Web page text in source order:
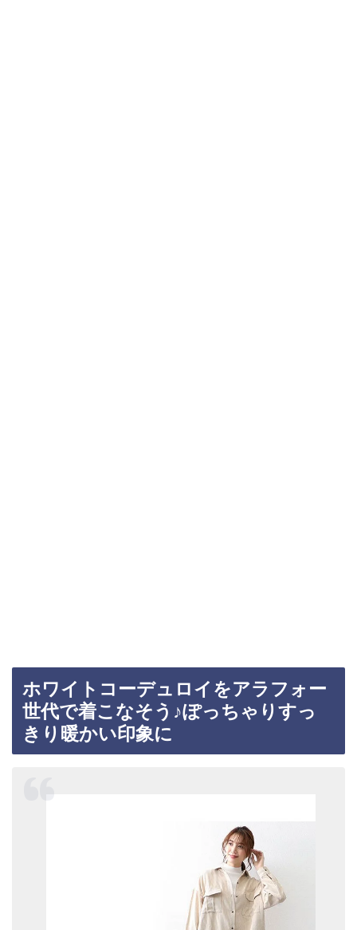
ホワイトコーデュロイをアラフォー
世代で着こなそう♪ぽっちゃりすっ
きり暖かい印象に